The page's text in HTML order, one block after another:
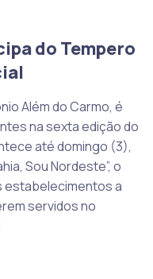
do Tempero
Além do Carmo, é
na sexta edição do
até domingo (3),
Sou Nordeste”, o
estabelecimentos a
servidos no